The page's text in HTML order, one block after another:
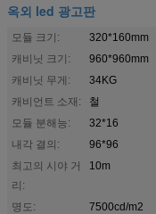
옥외 led 광고판
모듈 크기:
320*160mm
캐비닛 크기:
960*960mm
캐비닛 무게:
34KG
캐비언트 소재:
철
모듈 분해능:
32*16
내각 결의:
96*96
최고의 시야 거
리:
10m
명도:
7500cd/m2